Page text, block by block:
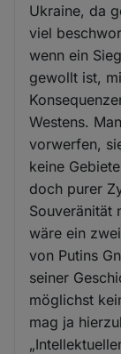
Ukraine, da
viel
wenn ein
gewollt ist,
Westens.
vorwerfen,
keine
doch purer
Souveränität
wäre ein
von Putins
seiner
möglichst
mag ja